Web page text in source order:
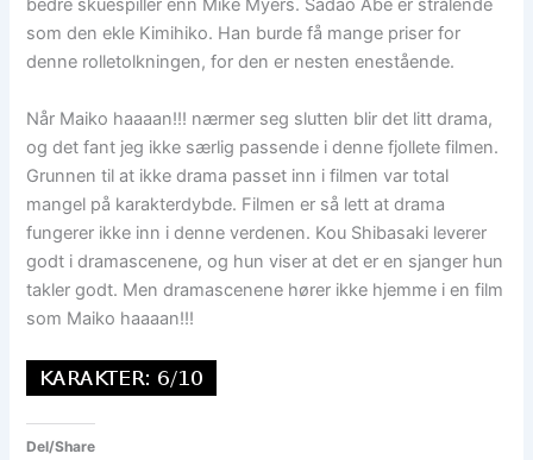
bedre skuespiller enn Mike Myers. Sadao Abe er strålende
som den ekle Kimihiko. Han burde få mange priser for
denne rolletolkningen, for den er nesten enestående.
Når Maiko haaaan!!! nærmer seg slutten blir det litt drama,
og det fant jeg ikke særlig passende i denne fjollete filmen.
Grunnen til at ikke drama passet inn i filmen var total
mangel på karakterdybde. Filmen er så lett at drama
fungerer ikke inn i denne verdenen. Kou Shibasaki leverer
godt i dramascenene, og hun viser at det er en sjanger hun
takler godt. Men dramascenene hører ikke hjemme i en film
som Maiko haaaan!!!
Del/Share